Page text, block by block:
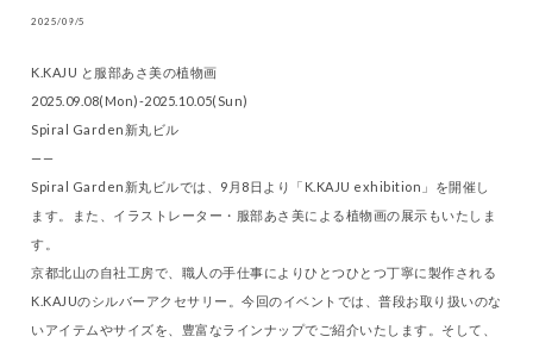
2025/09/5
K.KAJU と服部あさ美の植物画
2025.09.08(Mon)-2025.10.05(Sun)
Spiral Garden新丸ビル
——
Spiral Garden新丸ビルでは、9月8日より「K.KAJU exhibition」を開催し
ます。また、イラストレーター・服部あさ美による植物画の展示もいたしま
す。
京都北山の自社工房で、職人の手仕事によりひとつひとつ丁寧に製作される
K.KAJUのシルバーアクセサリー。今回のイベントでは、普段お取り扱いのな
いアイテムやサイズを、豊富なラインナップでご紹介いたします。そして、